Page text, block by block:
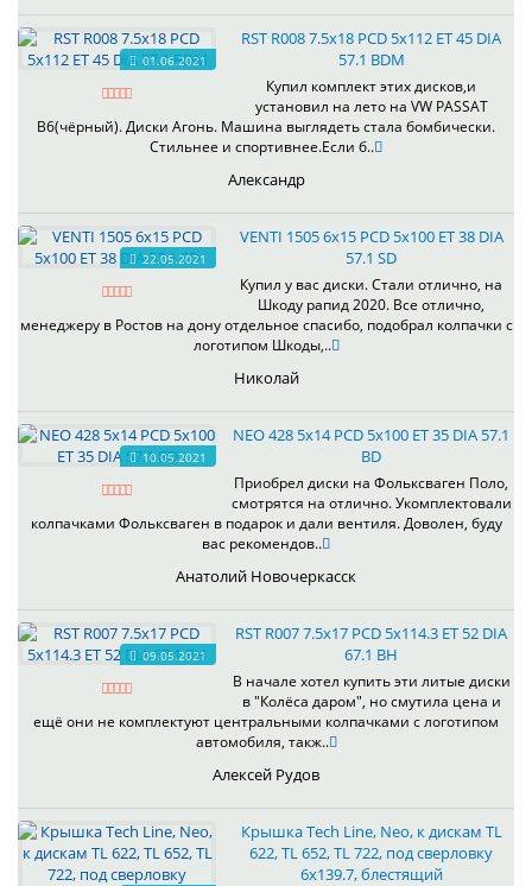
01.06.2021
RST R008 7.5x18 PCD 5x112 ET 45 DIA
57.1 BDM
Купил комплект этих дисков,и
установил на лето на VW PASSAT
B6(чёрный). Диски Агонь. Машина выглядеть стала бомбически.
Стильнее и спортивнее.Если б..
Александр
22.05.2021
VENTI 1505 6x15 PCD 5x100 ET 38 DIA
57.1 SD
Купил у вас диски. Стали отлично, на
Шкоду рапид 2020. Все отлично,
менеджеру в Ростов на дону отдельное спасибо, подобрал колпачки с
логотипом Шкоды,..
Николай
10.05.2021
NEO 428 5x14 PCD 5x100 ET 35 DIA 57.1
BD
Приобрел диски на Фольксваген Поло,
смотрятся на отлично. Укомплектовали
колпачками Фольксваген в подарок и дали вентиля. Доволен, буду
вас рекомендов..
Анатолий Новочеркасск
09.05.2021
RST R007 7.5x17 PCD 5x114.3 ET 52 DIA
67.1 BH
В начале хотел купить эти литые диски
в "Колёса даром", но смутила цена и
ещё они не комплектуют центральными колпачками с логотипом
автомобиля, такж..
Алексей Рудов
Крышка Tech Line, Neo, к дискам TL
622, TL 652, TL 722, под сверловку
6х139.7, блестящий